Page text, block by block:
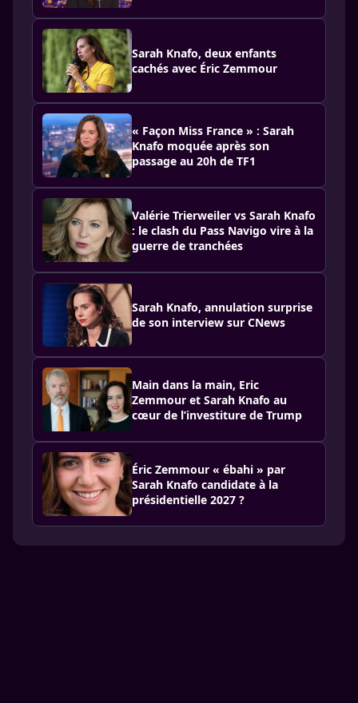
Sarah Knafo, deux enfants
cachés avec Éric Zemmour
« Façon Miss France » : Sarah
Knafo moquée après son
passage au 20h de TF1
Valérie Trierweiler vs Sarah Knafo
: le clash du Pass Navigo vire à la
guerre de tranchées
Sarah Knafo, annulation surprise
de son interview sur CNews
Main dans la main, Eric
Zemmour et Sarah Knafo au
cœur de l’investiture de Trump
Éric Zemmour « ébahi » par
Sarah Knafo candidate à la
présidentielle 2027 ?